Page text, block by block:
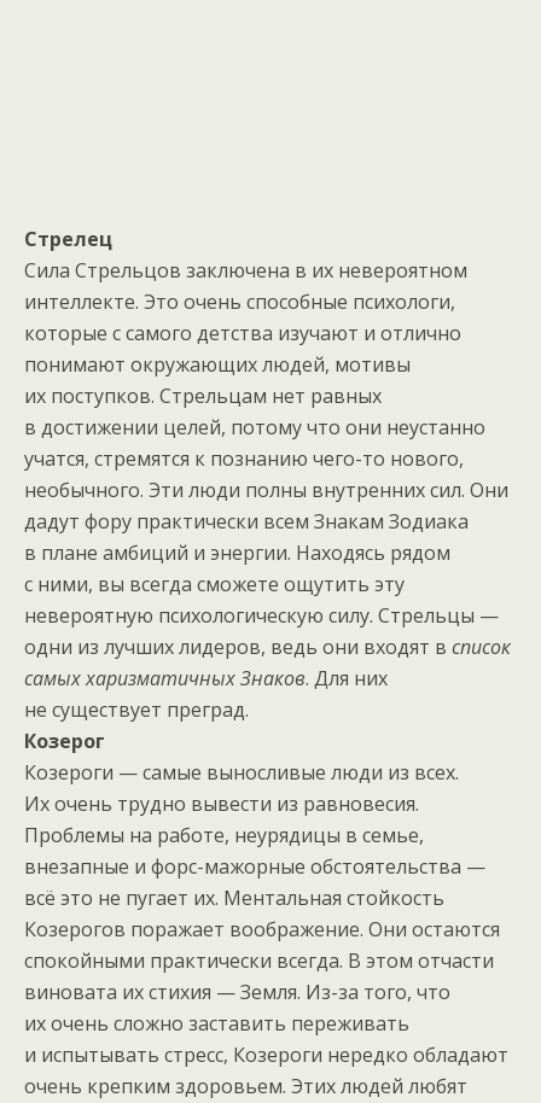
Стрелец
Сила Стрельцов заключена в их невероятном
интеллекте. Это очень способные психологи,
которые с самого детства изучают и отлично
понимают окружающих людей, мотивы
их поступков. Стрельцам нет равных
в достижении целей, потому что они неустанно
учатся, стремятся к познанию чего-то нового,
необычного. Эти люди полны внутренних сил. Они
дадут фору практически всем Знакам Зодиака
в плане амбиций и энергии. Находясь рядом
с ними, вы всегда сможете ощутить эту
невероятную психологическую силу. Стрельцы —
одни из лучших лидеров, ведь они входят в список
самых харизматичных Знаков. Для них
не существует преград.
Козерог
Козероги — самые выносливые люди из всех.
Их очень трудно вывести из равновесия.
Проблемы на работе, неурядицы в семье,
внезапные и форс-мажорные обстоятельства —
всё это не пугает их. Ментальная стойкость
Козерогов поражает воображение. Они остаются
спокойными практически всегда. В этом отчасти
виновата их стихия — Земля. Из-за того, что
их очень сложно заставить переживать
и испытывать стресс, Козероги нередко обладают
очень крепким здоровьем. Этих людей любят